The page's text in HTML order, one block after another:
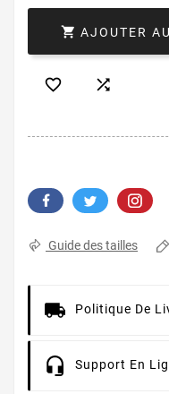
 AJOUTER
 
Guide des tailles
Politique De
Support En